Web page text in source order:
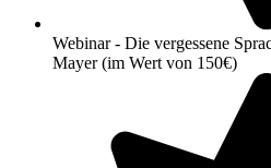
Webinar - Die vergessene
Mayer (im Wert von 150€)